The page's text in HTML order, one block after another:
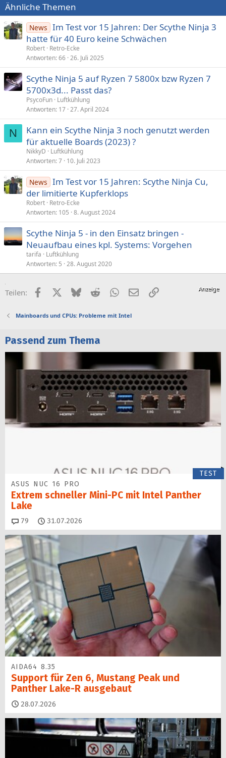
Ähnliche Themen
News Im Test vor 15 Jahren: Der Scythe Ninja 3
hatte für 40 Euro keine Schwächen
Robert Retro-Ecke
Antworten 66 26. Juli 2025
Scythe Ninja 5 auf Ryzen 7 5800x bzw Ryzen 7
5700x3d... Passt das?
PsycoFun Luftkühlung
Antworten 17 27. April 2024
N
Kann ein Scythe Ninja 3 noch genutzt werden
für aktuelle Boards (2023) ?
NikkyD
Luftkühlung
Antworten 7 10. Juli 2023
News Im Test vor 15 Jahren: Scythe Ninja Cu,
der limitierte Kupferklops
Robert Retro-Ecke
Antworten 105 8. August 2024
Scythe Ninja 5 - in den Einsatz bringen -
Neuaufbau eines kpl. Systems: Vorgehen
tarifa
Luftkühlung
Antworten 5 28. August 2020
Teilen: FacebookX (Twitter)
BlueskyRedditWhatsApp
E-MailLink
Mainboards und CPUs: Probleme mit Intel
Passend zum Thema
TEST
ASUS NUC 16 PRO
Extrem schneller Mini-PC mit Intel Panther
Lake
79 Kommentare
31.07.2026
AIDA64 8.35
Support für Zen 6, Mustang Peak und
Panther Lake-R ausgebaut
28.07.2026